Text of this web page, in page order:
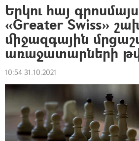
Երկու հայ
«Greater Swiss»
միջազգային
առաջատարների
10:54 31.10.2021